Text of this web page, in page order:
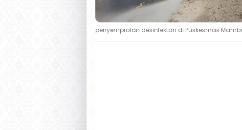
penyemprotan desinfektan di Puskesmas